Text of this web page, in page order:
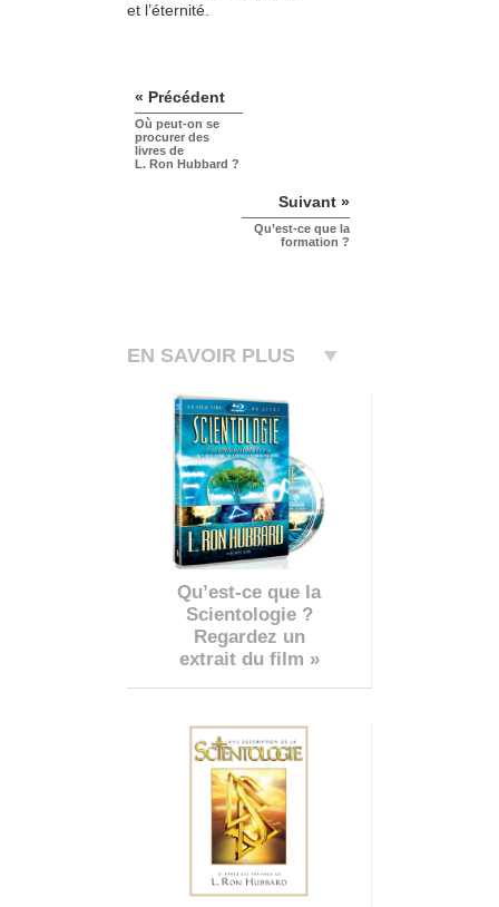
et l’éternité.
« Précédent
Où peut-on se
procurer des
livres de
L. Ron Hubbard ?
Suivant »
Qu’est-ce que la
formation ?
EN SAVOIR PLUS
Qu’est-ce que la
Scientologie ?
Regardez un
extrait du film »